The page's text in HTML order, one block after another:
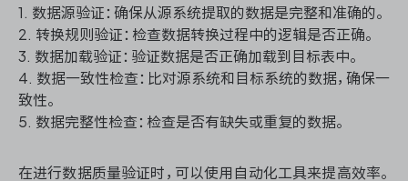
1. 数据源验证：确保从源系统提取的数据是完整和准确的。
2. 转换规则验证：检查数据转换过程中的逻辑是否正确。
3. 数据加载验证：验证数据是否正确加载到目标表中。
4. 数据一致性检查：比对源系统和目标系统的数据，确保一
致性。
5. 数据完整性检查：检查是否有缺失或重复的数据。
在进行数据质量验证时，可以使用自动化工具来提高效率。